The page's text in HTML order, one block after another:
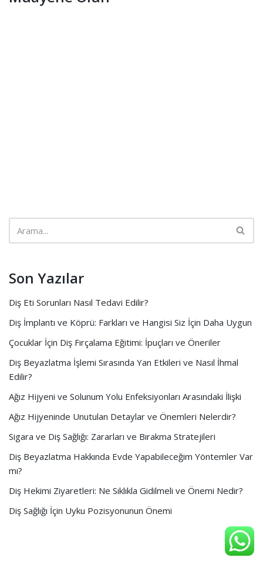
Son Yazılar
Diş Eti Sorunları Nasıl Tedavi Edilir?
Diş İmplantı ve Köprü: Farkları ve Hangisi Siz İçin Daha Uygun
Çocuklar İçin Diş Fırçalama Eğitimi: İpuçları ve Öneriler
Diş Beyazlatma İşlemi Sırasında Yan Etkileri ve Nasıl İhmal
Edilir?
Ağız Hijyeni ve Solunum Yolu Enfeksiyonları Arasındaki İlişki
Ağız Hijyeninde Unutulan Detaylar ve Önemleri Nelerdir?
Sigara ve Diş Sağlığı: Zararları ve Bırakma Stratejileri
Diş Beyazlatma Hakkında Evde Yapabileceğim Yöntemler Var
mı?
Diş Hekimi Ziyaretleri: Ne Sıklıkla Gidilmeli ve Önemi Nedir?
Diş Sağlığı İçin Uyku Pozisyonunun Önemi